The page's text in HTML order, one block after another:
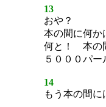
13
おや？
本の間に何か
何と！ 本の
５０００パ
14
もう本の間